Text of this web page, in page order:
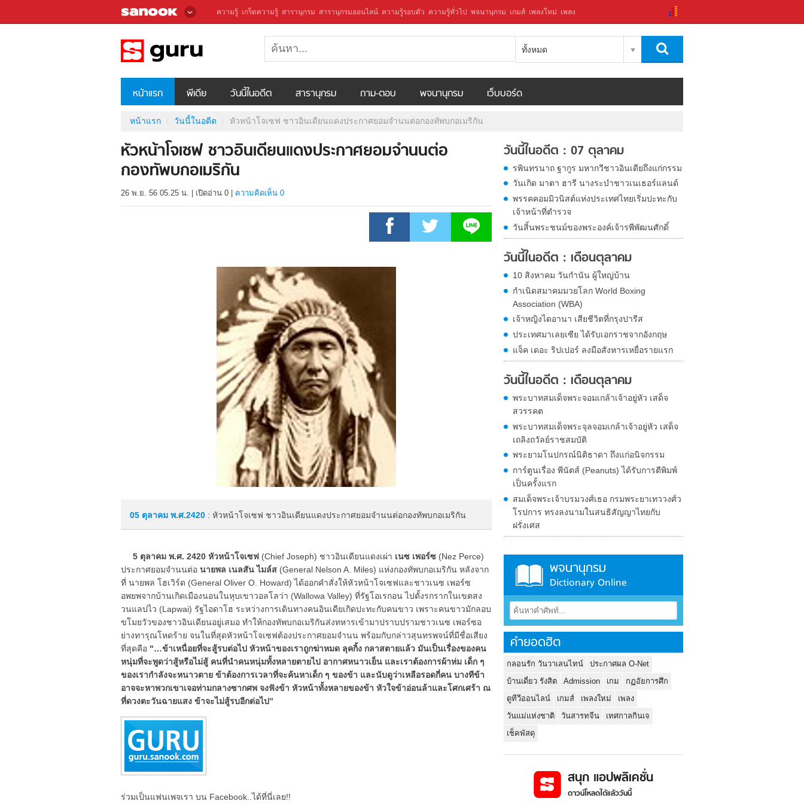
ความรู้ เกร็ดความรู้ สารานุกรม สารานุกรมออนไลน์ ความรู้รอบตัว ความรู้ทั่วไป พจนานุกรม เกมส์ เพลงใหม่ เพลง
ทั้งหมด
หน้าแรก พีเดีย วันนี้ในอดีต สารานุกรม ถาม-ตอบ พจนานุกรม เว็บบอร์ด
หน้าแรก วันนี้ในอดีต หัวหน้าโจเซฟ ชาวอินเดียนแดงประกาศยอมจำนนต่อกองทัพบกอเมริกัน
หัวหน้าโจเซฟ ชาวอินเดียนแดงประกาศยอมจำนนต่อ
กองทัพบกอเมริกัน
26 พ.ย. 56 05.25 น. เปิดอ่าน 0 ความคิดเห็น 0
05 ตุลาคม พ.ศ.2420 : หัวหน้าโจเซฟ ชาวอินเดียนแดงประกาศยอมจำนนต่อกองทัพบกอเมริกัน
5 ตุลาคม พ.ศ. 2420 หัวหน้าโจเซฟ (Chief Joseph) ชาวอินเดียนแดงเผ่า เนซ เพอร์ซ (Nez Perce)
ประกาศยอมจำนนต่อ นายพล เนลสัน ไมล์ส (General Nelson A. Miles) แห่งกองทัพบกอเมริกัน หลังจาก
ที่ นายพล โฮเวิร์ด (General Oliver O. Howard) ได้ออกคำสั่งให้หัวหน้าโจเซฟและชาวเนซ เพอร์ซ
อพยพจากบ้านเกิดเมืองนอนในหุบเขาวอลโลว่า (Wallowa Valley) ที่รัฐโอเรกอน ไปตั้งรกรากในเขตสง
วนแลปไว (Lapwai) รัฐไอดาโฮ ระหว่างการเดินทางคนอินเดียเกิดปะทะกับคนขาว เพราะคนขาวมักลอบ
ขโมยวัวของชาวอินเดียนอยู่เสมอ ทำให้กองทัพบกอเมริกันส่งทหารเข้ามาปราบปรามชาวเนซ เพอร์ซอ
ย่างทารุณโหดร้าย จนในที่สุดหัวหน้าโจเซฟต้องประกาศยอมจำนน พร้อมกับกล่าวสุนทรพจน์ที่มีชื่อเสียง
ที่สุดคือ "…ข้าเหนื่อยที่จะสู้รบต่อไป หัวหน้าของเราถูกฆ่าหมด ลุคกิ้ง กลาสตายแล้ว มันเป็นเรื่องของคน
หนุ่มที่จะพูดว่าสู้หรือไม่สู้ คนที่นำคนหนุ่มทั้งหลายตายไป อากาศหนาวเย็น และเราต้องการผ้าห่ม เด็ก ๆ
ของเรากำลังจะหนาวตาย ข้าต้องการเวลาที่จะค้นหาเด็ก ๆ ของข้า และนับดูว่าเหลือรอดกี่คน บางทีข้า
อาจจะหาพวกเขาเจอท่ามกลางซากศพ จงฟังข้า หัวหน้าทั้งหลายของข้า หัวใจข้าอ่อนล้าและโศกเศร้า ณ
ที่ดวงตะวันฉายแสง ข้าจะไม่สู้รบอีกต่อไป”
ร่วมเป็นแฟนเพจเรา บน Facebook..ได้ที่นี่เลย!!
วันนี้ในอดีต : 07 ตุลาคม
รพินทรนาถ ฐากูร มหากวีชาวอินเดียถึงแก่กรรม
วันเกิด มาตา ฮารี นางระบำชาวเนเธอร์แลนด์
พรรคคอมมิวนิสต์แห่งประเทศไทยเริ่มปะทะกับ
เจ้าหน้าที่ตำรวจ
วันสิ้นพระชนม์ของพระองค์เจ้ารพีพัฒนศักดิ์
วันนี้ในอดีต : เดือนตุลาคม
10 สิงหาคม วันกำนัน ผู้ใหญ่บ้าน
กำเนิดสมาคมมวยโลก World Boxing
Association (WBA)
เจ้าหญิงไดอานา เสียชีวิตที่กรุงปารีส
ประเทศมาเลยเซีย ได้รับเอกราชจากอังกฤษ
แจ็ค เดอะ ริปเปอร์ ลงมือสังหารเหยื่อรายแรก
วันนี้ในอดีต : เดือนตุลาคม
พระบาทสมเด็จพระจอมเกล้าเจ้าอยู่หัว เสด็จ
สวรรคต
พระบาทสมเด็จพระจุลจอมเกล้าเจ้าอยู่หัว เสด็จ
เถลิงถวัลย์ราชสมบัติ
พระยามโนปกรณ์นิติธาดา ถึงแก่อนิจกรรม
การ์ตูนเรื่อง พีนัตส์ (Peanuts) ได้รับการตีพิมพ์
เป็นครั้งแรก
สมเด็จพระเจ้าบรมวงศ์เธอ กรมพระยาเทววงศ์ว
โรปการ ทรงลงนามในสนธิสัญญาไทยกับ
ฝรั่งเศส
พจนานุกรม
Dictionary Online
คำยอดฮิต
กลอนรัก วันวาเลนไทน์
ประกาศผล O-Net
บ้านเดี่ยว รังสิต
Admission เกม
กฏอัยการศึก
ดูทีวีออนไลน์
เกมส์ เพลงใหม่
เพลง
วันแม่แห่งชาติ
วันสารทจีน
เทศกาลกินเจ
เช็คพัสดุ
สนุก แอปพลิเคชั่น
ดาวน์โหลดได้แล้ววันนี้